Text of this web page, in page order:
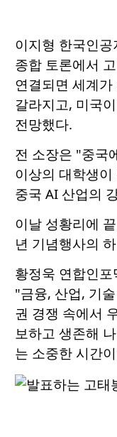
이지형 한국인
종합 토론에서
연결되면 세계
갈라지고, 미국
전망했다.
전 소장은 "중국
이상의 대학생
중국 AI 산업의
이날 성황리에
년 기념행사의
황정욱 연합인
"금융, 산업, 기
권 경쟁 속에서
보하고 생존해
는 소중한 시간